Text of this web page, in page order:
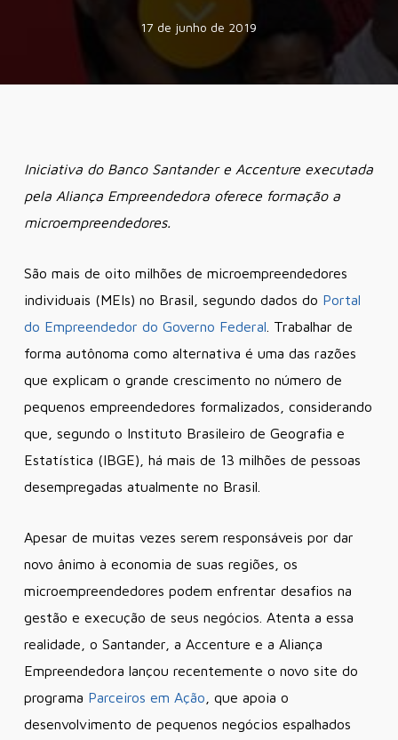
17 de junho de 2019
Iniciativa do Banco Santander e Accenture executada
pela Aliança Empreendedora oferece formação a
microempreendedores.
São mais de oito milhões de microempreendedores
individuais (MEIs) no Brasil, segundo dados do Portal
do Empreendedor do Governo Federal . Trabalhar de
forma autônoma como alternativa é uma das razões
que explicam o grande crescimento no número de
pequenos empreendedores formalizados, considerando
que, segundo o Instituto Brasileiro de Geografia e
Estatística (IBGE), há mais de 13 milhões de pessoas
desempregadas atualmente no Brasil.
Apesar de muitas vezes serem responsáveis por dar
novo ânimo à economia de suas regiões, os
microempreendedores podem enfrentar desafios na
gestão e execução de seus negócios. Atenta a essa
realidade, o Santander, a Accenture e a Aliança
Empreendedora lançou recentemente o novo site do
programa Parceiros em Ação , que apoia o
desenvolvimento de pequenos negócios espalhados